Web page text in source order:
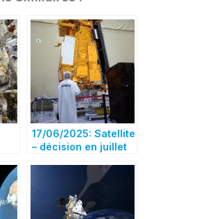
!
17/06/2025: Satellite
– décision en juillet
alliance Airbus-
Thales-Leonardo